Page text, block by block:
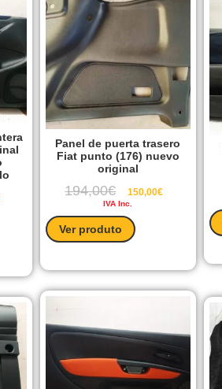
Panel de puerta trasero
Fiat punto (176) nuevo
original
194,00€ 150,00€
IVA Inc.
Ver produto